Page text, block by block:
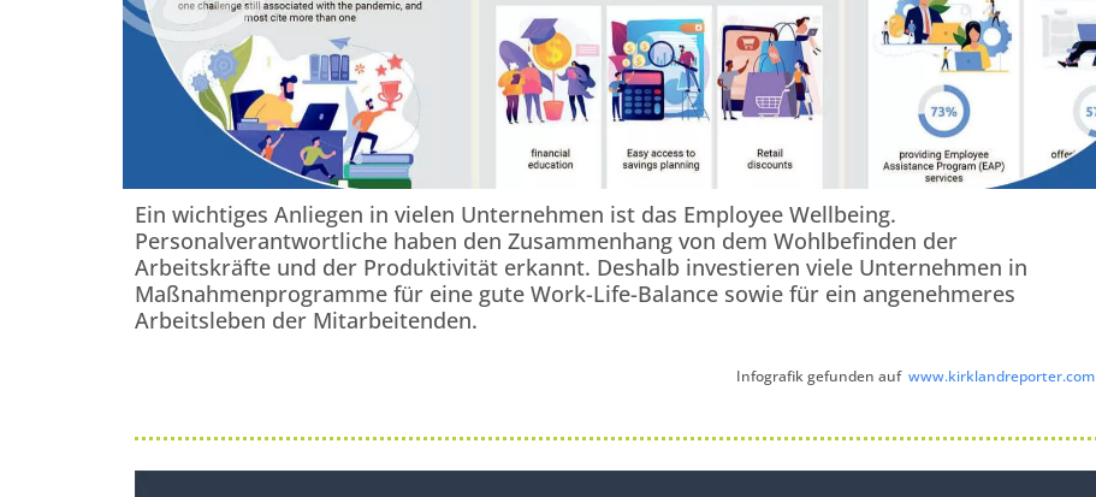
Ein wichtiges Anliegen in vielen Unternehmen ist das Employee Wellbeing.
Personalverantwortliche haben den Zusammenhang von dem Wohlbefinden der
Arbeitskräfte und der Produktivität erkannt. Deshalb investieren viele Unternehmen in
Maßnahmenprogramme für eine gute Work-Life-Balance sowie für ein angenehmeres
Arbeitsleben der Mitarbeitenden.
Infografik gefunden auf www.kirklandreporter.com